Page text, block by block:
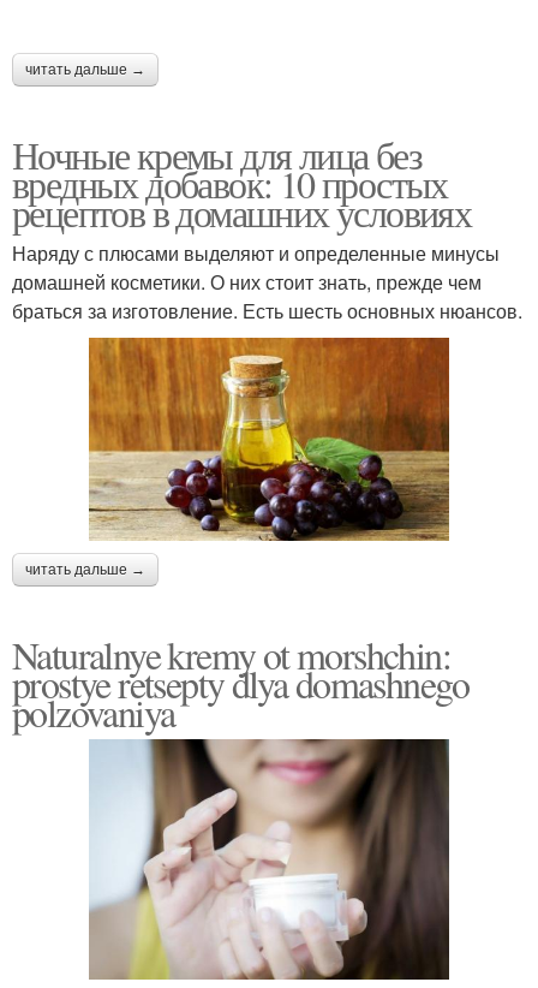
читать дальше →
Ночные кремы для лица без
вредных добавок: 10 простых
рецептов в домашних условиях
Наряду с плюсами выделяют и определенные минусы
домашней косметики. О них стоит знать, прежде чем
браться за изготовление. Есть шесть основных нюансов.
читать дальше →
Naturalnye kremy ot morshchin:
prostye retsepty dlya domashnego
polzovaniya